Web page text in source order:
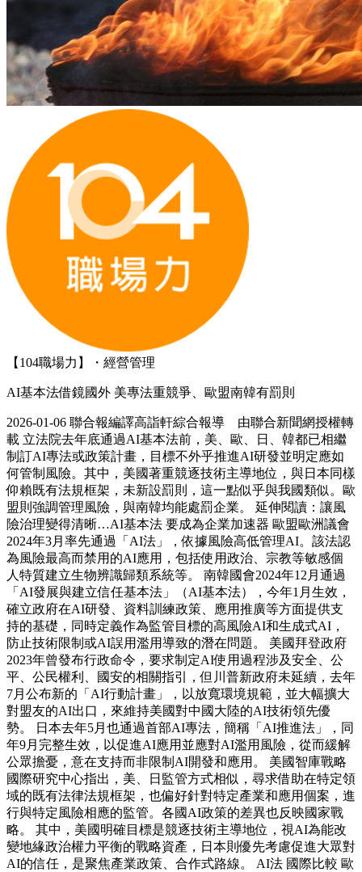
【104職場力】・經營管理
AI基本法借鏡國外 美專法重競爭、歐盟南韓有罰則
2026-01-06 聯合報編譯高詣軒綜合報導 由聯合新聞網授權轉
載 立法院去年底通過AI基本法前，美、歐、日、韓都已相繼
制訂AI專法或政策計畫，目標不外乎推進AI研發並明定應如
何管制風險。其中，美國著重競逐技術主導地位，與日本同樣
仰賴既有法規框架，未新設罰則，這一點似乎與我國類似。歐
盟則強調管理風險，與南韓均能處罰企業。 延伸閱讀：讓風
險治理變得清晰…AI基本法 要成為企業加速器 歐盟歐洲議會
2024年3月率先通過「AI法」，依據風險高低管理AI。該法認
為風險最高而禁用的AI應用，包括使用政治、宗教等敏感個
人特質建立生物辨識歸類系統等。 南韓國會2024年12月通過
「AI發展與建立信任基本法」（AI基本法），今年1月生效，
確立政府在AI研發、資料訓練政策、應用推廣等方面提供支
持的基礎，同時定義作為監管目標的高風險AI和生成式AI，
防止技術限制或AI誤用濫用導致的潛在問題。 美國拜登政府
2023年曾發布行政命令，要求制定AI使用過程涉及安全、公
平、公民權利、國安的相關指引，但川普新政府未延續，去年
7月公布新的「AI行動計畫」，以放寬環境規範，並大幅擴大
對盟友的AI出口，來維持美國對中國大陸的AI技術領先優
勢。 日本去年5月也通過首部AI專法，簡稱「AI推進法」，同
年9月完整生效，以促進AI應用並應對AI濫用風險，從而緩解
公眾擔憂，意在支持而非限制AI開發和應用。 美國智庫戰略
國際研究中心指出，美、日監管方式相似，尋求借助在特定領
域的既有法律法規框架，也偏好針對特定產業和應用個案，進
行與特定風險相應的監管。各國AI政策的差異也反映國家戰
略。 其中，美國明確目標是競逐技術主導地位，視AI為能改
變地緣政治權力平衡的戰略資產，日本則優先考慮促進大眾對
AI的信任，是聚焦產業政策、合作式路線。 AI法 國際比較 歐